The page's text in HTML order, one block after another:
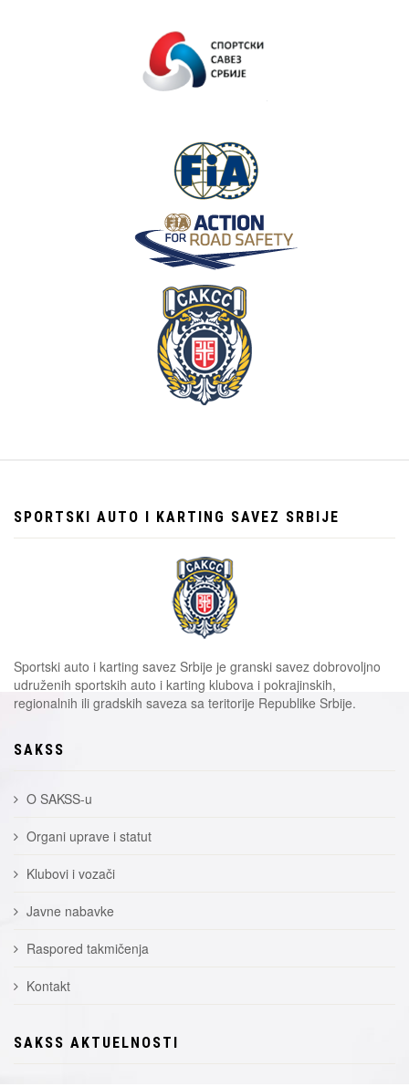
SPORTSKI AUTO I KARTING SAVEZ SRBIJE
Sportski auto i karting savez Srbije je granski savez dobrovoljno
udruženih sportskih auto i karting klubova i pokrajinskih,
regionalnih ili gradskih saveza sa teritorije Republike Srbije.
SAKSS
O SAKSS-u
Organi uprave i statut
Klubovi i vozači
Javne nabavke
Raspored takmičenja
Kontakt
SAKSS AKTUELNOSTI